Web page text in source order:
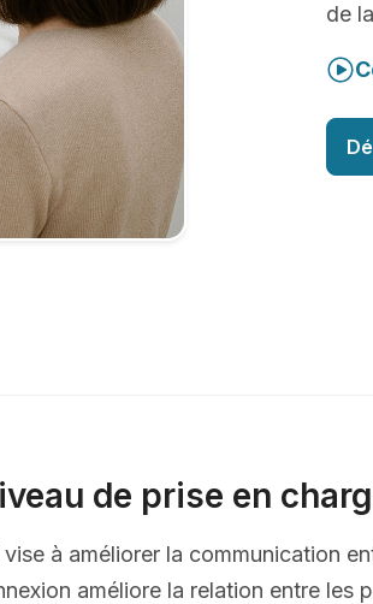
de
de prise en
à améliorer la communication
améliore la relation entre les